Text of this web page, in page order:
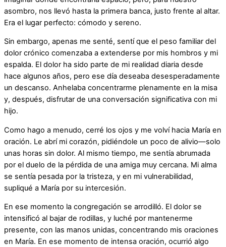
asombro, nos llevó hasta la primera banca, justo frente al altar.
Era el lugar perfecto: cómodo y sereno.
Sin embargo, apenas me senté, sentí que el peso familiar del
dolor crónico comenzaba a extenderse por mis hombros y mi
espalda. El dolor ha sido parte de mi realidad diaria desde
hace algunos años, pero ese día deseaba desesperadamente
un descanso. Anhelaba concentrarme plenamente en la misa
y, después, disfrutar de una conversación significativa con mi
hijo.
Como hago a menudo, cerré los ojos y me volví hacia María en
oración. Le abrí mi corazón, pidiéndole un poco de alivio—solo
unas horas sin dolor. Al mismo tiempo, me sentía abrumada
por el duelo de la pérdida de una amiga muy cercana. Mi alma
se sentía pesada por la tristeza, y en mi vulnerabilidad,
supliqué a María por su intercesión.
En ese momento la congregación se arrodilló. El dolor se
intensificó al bajar de rodillas, y luché por mantenerme
presente, con las manos unidas, concentrando mis oraciones
en María. En ese momento de intensa oración, ocurrió algo